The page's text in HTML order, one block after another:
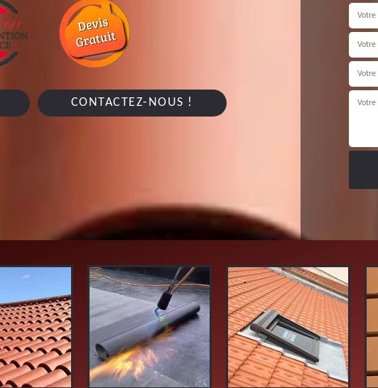
CONTACTEZ-NOUS !